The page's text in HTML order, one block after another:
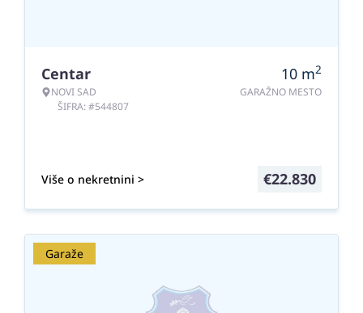
Centar
NOVI SAD
ŠIFRA: #544807
10 m2
GARAŽNO MESTO
Više o nekretnini > €22.830
Garaže